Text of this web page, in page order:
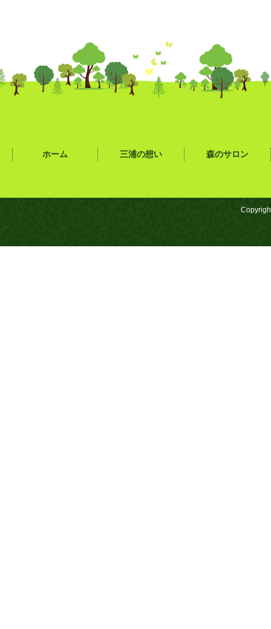
ホーム 三浦の想い 森のサロン